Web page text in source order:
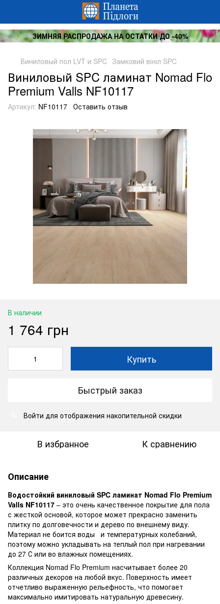
ЗИМНЯЯ РАСПРОДАЖА НА ОСТАТКИ ДО -40%
Виниловый пол LVT и SPC Замковий вініл SPC
Виниловый SPC ламинат Nomad Flo
Premium Valls NF10117
Артикул: NF10117 Оставить отзыв
В наличии
1 764 грн
Купить
Быстрый заказ
Войти для отображения накопительной скидки
В избранное К сравнению
Описание
Водостойкий виниловый SPC ламинат Nomad Flo Premium
Valls NF10117 – это очень качественное покрытие для пола
с жесткой основой, которое может прекрасно заменить
плитку по долговечности и дерево по внешнему виду.
Материал не боится воды и температурных колебаний,
поэтому можно укладывать на теплый пол при нагревании
до 27 С или во влажных помещениях.
Коллекция Nomad Flo Premium насчитывает более 20
различных декоров на любой вкус. Поверхность имеет
отчетливо выраженную рельефность, что помогает
максимально имитировать натуральную древесину.